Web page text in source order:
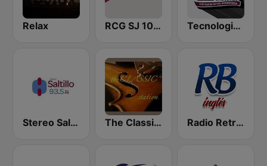
Relax RCG SJ 103.3 FM Tecnologico de Saltillo 100.1 FM
Stereo Saltillo 93.5 The Classical Station Radio Retro Baladas en Inglés